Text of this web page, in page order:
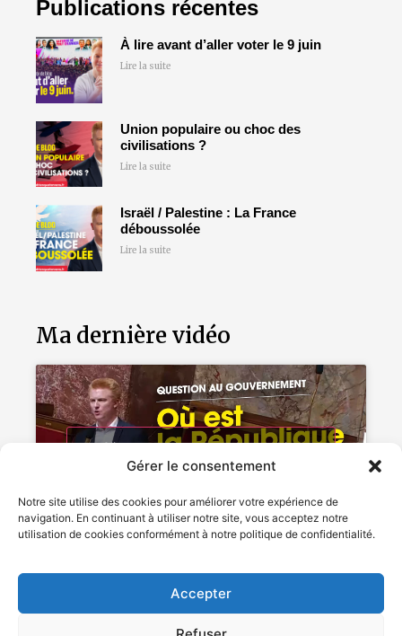
Gérer le consentement
Notre site utilise des cookies pour améliorer votre expérience de
navigation. En continuant à utiliser notre site, vous acceptez notre
utilisation de cookies conformément à notre politique de confidentialité.
Accepter
Publications récentes
À lire avant d’aller voter le 9 juin
Lire la suite
Union populaire ou choc des
civilisations ?
Lire la suite
Israël / Palestine : La France
déboussolée
Lire la suite
Ma dernière vidéo
Cliquez pour accepter les cookies
marketing et activer ce contenu